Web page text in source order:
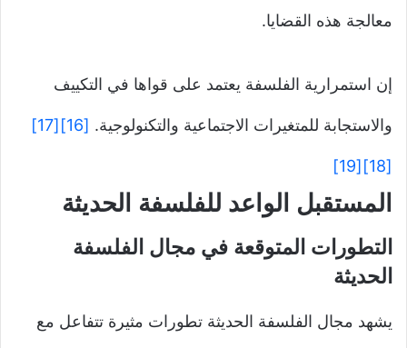
معالجة هذه القضايا.
إن استمرارية الفلسفة يعتمد على قواها في التكييف
والاستجابة للمتغيرات الاجتماعية والتكنولوجية. [16]
[17]
[18]
[19]
المستقبل الواعد للفلسفة الحديثة
التطورات المتوقعة في مجال الفلسفة
الحديثة
يشهد مجال الفلسفة الحديثة تطورات مثيرة تتفاعل مع